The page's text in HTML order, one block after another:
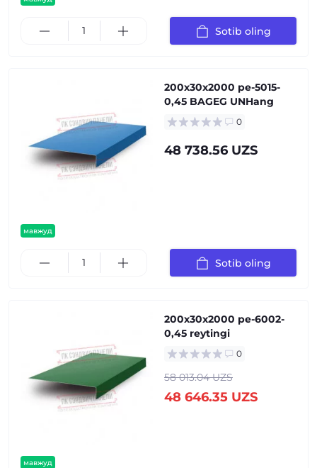
Sotib oling
мавжуд
200x30x2000 pe-5015-
0,45 BAGEG UNHang
0
48 738.56 UZS
Sotib oling
мавжуд
200x30x2000 pe-6002-
0,45 reytingi
0
58 013.04 UZS
48 646.35 UZS